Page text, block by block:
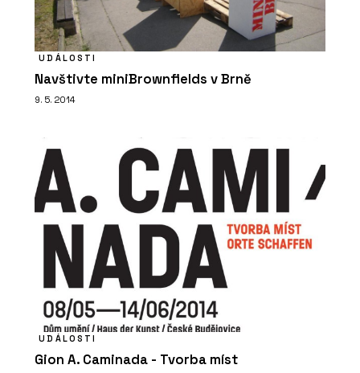
UDÁLOSTI
Navštivte miniBrownfields v Brně
9. 5. 2014
UDÁLOSTI
Gion A. Caminada - Tvorba míst